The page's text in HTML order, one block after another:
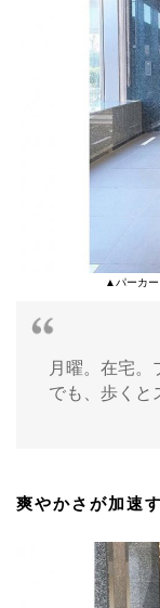
▲パーカ
月曜。在宅。
でも、歩くと
爽やかさが加速